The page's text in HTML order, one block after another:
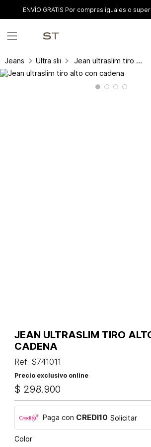
ENVÍO GRATIS Por compras iguales o
Jeans Ultra slim fit Jean ultraslim tiro alto con cadena
JEAN ULTRASLIM TIRO
CADENA
Ref: S741011
Precio exclusivo online
$ 298.900
Paga con CREDI10 Solicitar
Color